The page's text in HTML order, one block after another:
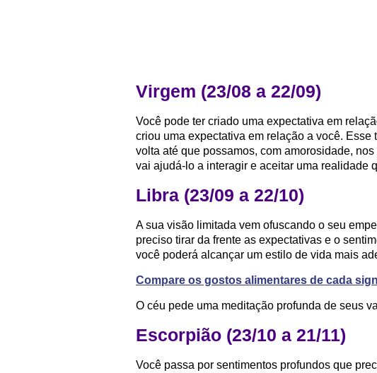
Virgem (23/08 a 22/09)
Você pode ter criado uma expectativa em
criou uma expectativa em relação a você.
volta até que possamos, com amorosidade,
vai ajudá-lo a interagir e aceitar uma realidade
Libra (23/09 a 22/10)
A sua visão limitada vem ofuscando o seu
preciso tirar da frente as expectativas e o
você poderá alcançar um estilo de vida mais
Compare os gostos alimentares de cada
O céu pede uma meditação profunda de seus
Escorpião (23/10 a 21/11)
Você passa por sentimentos profundos que